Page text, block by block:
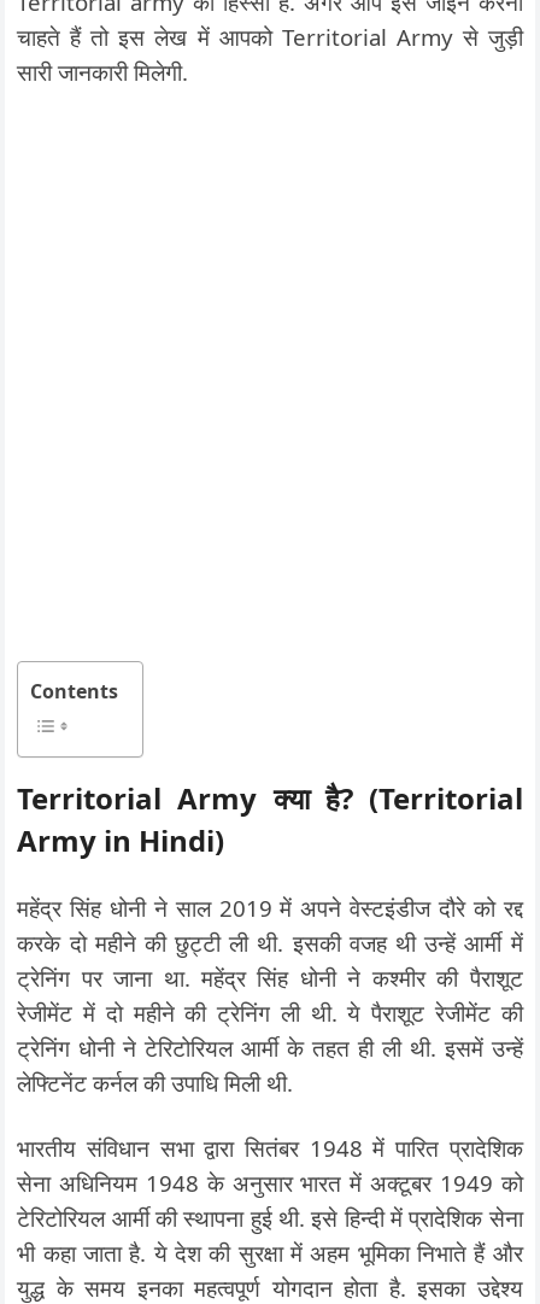
चाहते हैं तो इस लेख में आपको Territorial Army से जुड़ी
सारी जानकारी मिलेगी.
Contents
Territorial Army क्या है? (Territorial
Army in Hindi)
महेंद्र सिंह धोनी ने साल 2019 में अपने वेस्टइंडीज दौरे को रद्द
करके दो महीने की छुट्टी ली थी. इसकी वजह थी उन्हें आर्मी में
ट्रेनिंग पर जाना था. महेंद्र सिंह धोनी ने कश्मीर की पैराशूट
रेजीमेंट में दो महीने की ट्रेनिंग ली थी. ये पैराशूट रेजीमेंट की
ट्रेनिंग धोनी ने टेरिटोरियल आर्मी के तहत ही ली थी. इसमें उन्हें
लेफ्टिनेंट कर्नल की उपाधि मिली थी.
भारतीय संविधान सभा द्वारा सितंबर 1948 में पारित प्रादेशिक
सेना अधिनियम 1948 के अनुसार भारत में अक्टूबर 1949 को
टेरिटोरियल आर्मी की स्थापना हुई थी. इसे हिन्दी में प्रादेशिक सेना
भी कहा जाता है. ये देश की सुरक्षा में अहम भूमिका निभाते हैं और
युद्ध के समय इनका महत्वपूर्ण योगदान होता है. इसका उद्देश्य